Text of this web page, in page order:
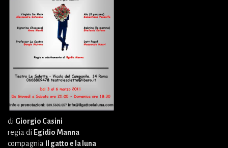
di Giorgio Casini
regia di Egidio Manna
compagnia
Il gatto e la luna